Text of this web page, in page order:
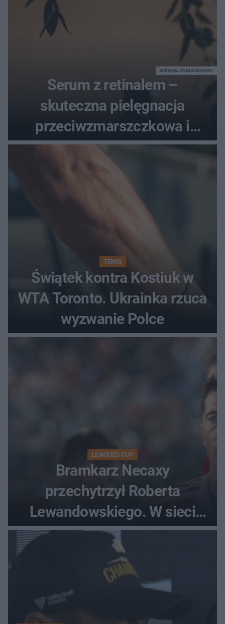
Serum z retinalem –
skuteczna pielęgnacja
przeciwzmarszczkowa i
regenerująca
MATERIAŁ SPONSOROWANY
TENIS
Świątek kontra Kostiuk w
WTA Toronto. Ukrainka rzuca
wyzwanie Polce
LEAGUES CUP
Bramkarz Necaxy
przechytrzył Roberta
Lewandowskiego. W sieci
krąży wideo z tego pojedynku